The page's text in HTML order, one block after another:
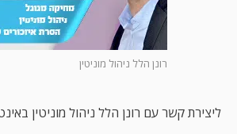
רונן הלל ניהול מוניטין
ליצירת קשר עם רונן הלל ניהול מוניטין